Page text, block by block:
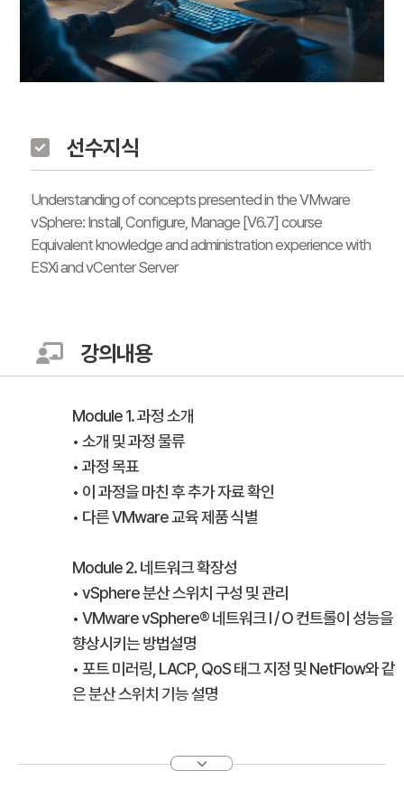
선수지식
Understanding of concepts presented in the VMware
vSphere: Install, Configure, Manage [V6.7] course
Equivalent knowledge and administration experience with
ESXi and vCenter Server
강의내용
Module 1. 과정 소개
• 소개 및 과정 물류
• 과정 목표
• 이 과정을 마친 후 추가 자료 확인
• 다른 VMware 교육 제품 식별
Module 2. 네트워크 확장성
• vSphere 분산 스위치 구성 및 관리
• VMware vSphere® 네트워크 I / O 컨트롤이 성능을
향상시키는 방법설명
• 포트 미러링, LACP, QoS 태그 지정 및 NetFlow와 같
은 분산 스위치 기능 설명
• VMware vSphere®VMFS가 고성능의 확장 가능한